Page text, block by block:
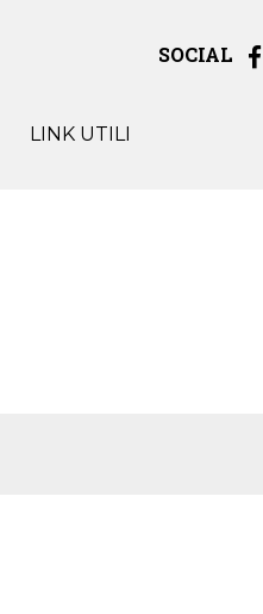
SOCIAL
LINK UTILI